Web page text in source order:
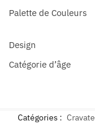
Palette de Couleurs
Design
Catégorie d’âge
Catégories :